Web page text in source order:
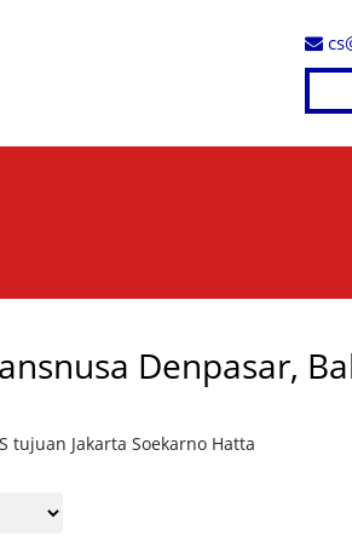
Denpasar,
tujuan Jakarta Soekarno Hatta